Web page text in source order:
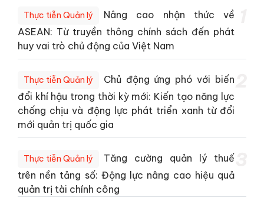
Thực tiễn Quản lý
Nâng cao nhận thức về
ASEAN: Từ truyền thông chính sách đến phát
huy vai trò chủ động của Việt Nam
Thực tiễn Quản lý
Chủ động ứng phó với biến
đổi khí hậu trong thời kỳ mới: Kiến tạo năng lực
chống chịu và động lực phát triển xanh từ đổi
mới quản trị quốc gia
Thực tiễn Quản lý
Tăng cường quản lý thuế
trên nền tảng số: Động lực nâng cao hiệu quả
quản trị tài chính công